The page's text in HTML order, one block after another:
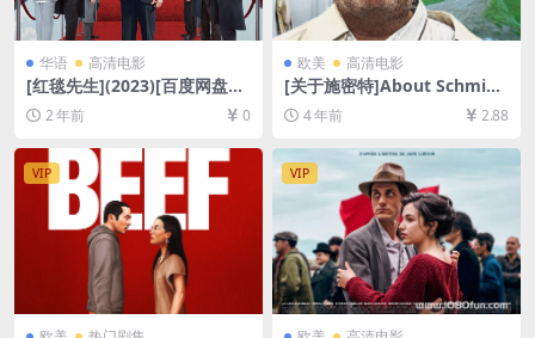
华语 高清电影
[红毯先生](2023)[百度网盘
+夸克网盘1080P超清资源][网
盘在线播放/下载][MP4/4.4G
B][中文字幕]
2 年前 0
欧美 高清电影
[关于施密特]About Schmidt
(2002)[百度网盘+迅雷云盘资
源1080P超清未删减][MP4/7.
6GB][中英字幕]
4 年前 2.88
VIP VIP